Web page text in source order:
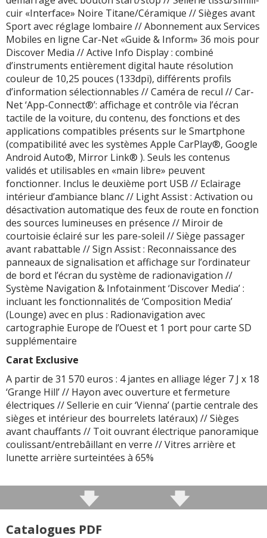
cuir «Interface» Noire Titane/Céramique // Sièges avant
Sport avec réglage lombaire // Abonnement aux Services
Mobiles en ligne Car-Net «Guide & Inform» 36 mois pour
Discover Media // Active Info Display : combiné
d’instruments entièrement digital haute résolution
couleur de 10,25 pouces (133dpi), différents profils
d’information sélectionnables // Caméra de recul // Car-
Net ‘App-Connect®’: affichage et contrôle via l’écran
tactile de la voiture, du contenu, des fonctions et des
applications compatibles présents sur le Smartphone
(compatibilité avec les systèmes Apple CarPlay®, Google
Android Auto®, Mirror Link® ). Seuls les contenus
validés et utilisables en «main libre» peuvent
fonctionner. Inclus le deuxième port USB // Eclairage
intérieur d’ambiance blanc // Light Assist : Activation ou
désactivation automatique des feux de route en fonction
des sources lumineuses en présence // Miroir de
courtoisie éclairé sur les pare-soleil // Siège passager
avant rabattable // Sign Assist : Reconnaissance des
panneaux de signalisation et affichage sur l’ordinateur
de bord et l’écran du système de radionavigation //
Système Navigation & Infotainment ‘Discover Media’ :
incluant les fonctionnalités de ‘Composition Media’
(Lounge) avec en plus : Radionavigation avec
cartographie Europe de l’Ouest et 1 port pour carte SD
supplémentaire
Carat Exclusive
A partir de 31 570 euros : 4 jantes en alliage léger 7 J x 18
‘Grange Hill’ // Hayon avec ouverture et fermeture
électriques // Sellerie en cuir ‘Vienna’ (partie centrale des
sièges et intérieur des bourrelets latéraux) // Sièges
avant chauffants // Toit ouvrant électrique panoramique
coulissant/entrebâillant en verre // Vitres arrière et
lunette arrière surteintées à 65%
Catalogues PDF